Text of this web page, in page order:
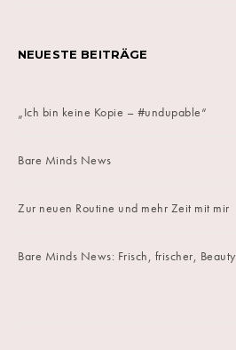
NEUESTE BEITRÄGE
„Ich bin keine Kopie – #undupable“
Bare Minds News
Zur neuen Routine und mehr Zeit mit mir
Bare Minds News: Frisch, frischer, Beauty